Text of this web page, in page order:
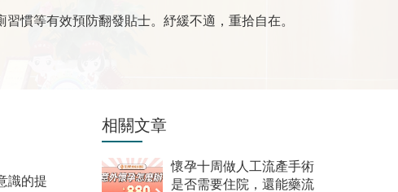
慣等有效預防翻發貼士。紓緩不適，重拾自在。
識的提
相關文章
懷孕十周做人工流產手術
是否需要住院，還能藥流